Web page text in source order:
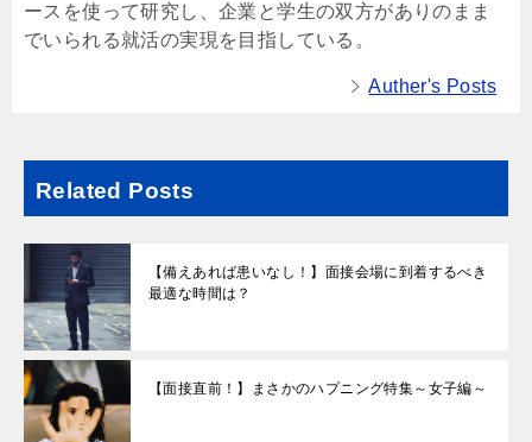
ースを使って研究し、企業と学生の双方がありのまま
でいられる就活の実現を目指している。
Auther's Posts
Related Posts
【備えあれば患いなし！】面接会場に到着するべき
最適な時間は？
【面接直前！】まさかのハプニング特集～女子編～